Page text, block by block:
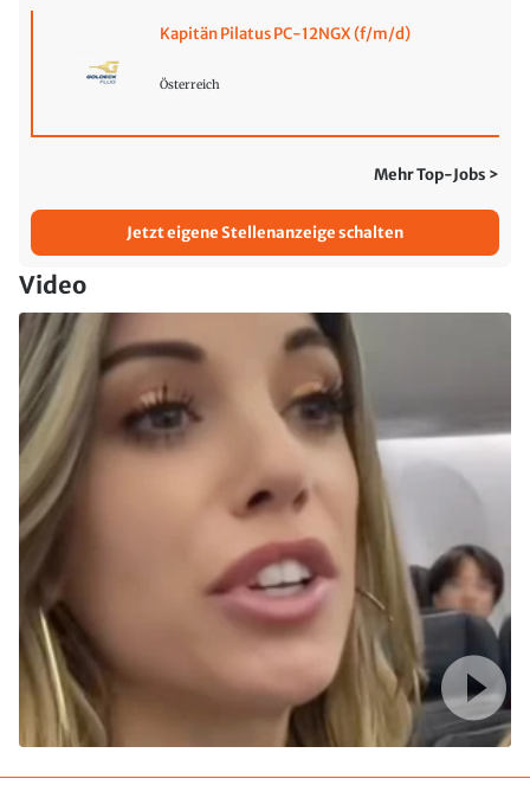
Kapitän Pilatus PC-12NGX (f/m/d)
Österreich
Mehr Top-Jobs >
Jetzt eigene Stellenanzeige schalten
Video